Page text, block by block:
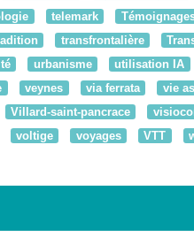
telemark
transfrontalière
urbanisme utilisation IA
veynes via ferrata vie
Villard-saint-pancrace
voltige voyages VTT